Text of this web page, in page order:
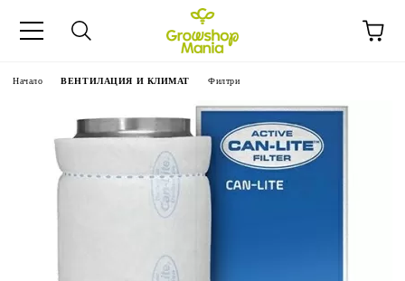
Начало ВЕНТИЛАЦИЯ И КЛИМАТ Филтри